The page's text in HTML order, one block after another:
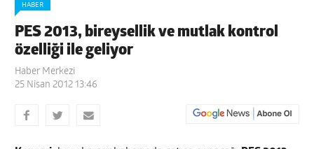
HABER
PES 2013, bireysellik ve mutlak kontrol
özelliği ile geliyor
Haber Merkezi
25 Nisan 2012 13:46